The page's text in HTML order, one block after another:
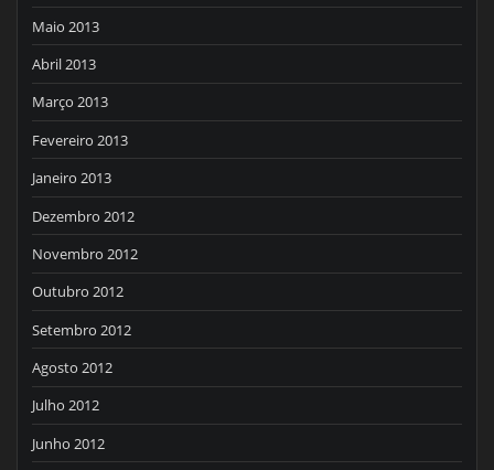
Maio 2013
Abril 2013
Março 2013
Fevereiro 2013
Janeiro 2013
Dezembro 2012
Novembro 2012
Outubro 2012
Setembro 2012
Agosto 2012
Julho 2012
Junho 2012